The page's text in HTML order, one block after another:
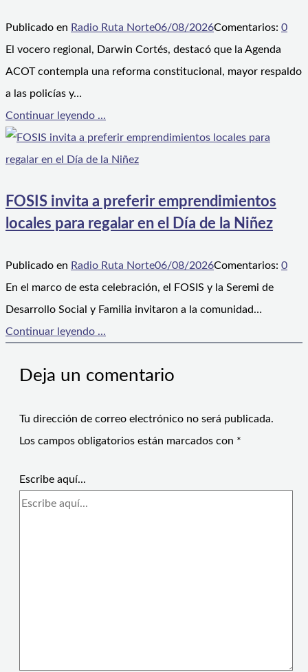
Publicado en Radio Ruta Norte06/08/2026Comentarios: 0
El vocero regional, Darwin Cortés, destacó que la Agenda
ACOT contempla una reforma constitucional, mayor respaldo
a las policías y…
Continuar leyendo ...
FOSIS invita a preferir emprendimientos
locales para regalar en el Día de la Niñez
Publicado en Radio Ruta Norte06/08/2026Comentarios: 0
En el marco de esta celebración, el FOSIS y la Seremi de
Desarrollo Social y Familia invitaron a la comunidad…
Continuar leyendo ...
Deja un comentario
Tu dirección de correo electrónico no será publicada.
Los campos obligatorios están marcados con *
Escribe aquí...